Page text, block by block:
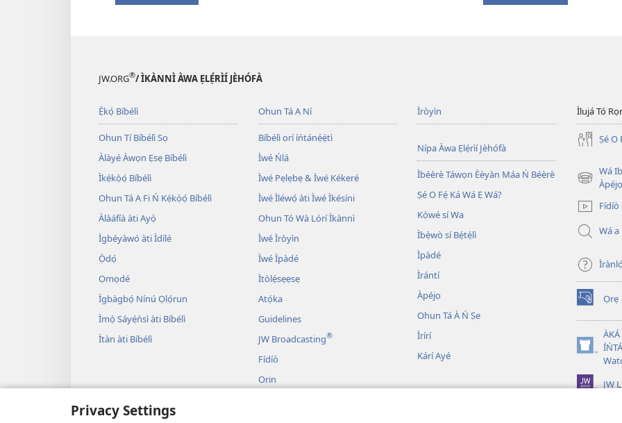
Privacy Settings
JW.ORG®/ ÌKÀNNÌ ÀWA ẸLẸ́RÌÍ JÈHÓFÀ
Ẹ̀kọ́ Bíbélì
Ohun Tí Bíbélì Sọ
Àlàyé Àwọn Ẹsẹ Bíbélì
Ìkẹ́kọ̀ọ́ Bíbélì
Ohun Tá A Fi Ń Kẹ́kọ̀ọ́ Bíbélì
Àlàáfíà àti Ayọ̀
Ìgbéyàwó àti Ìdílé
Ọ̀dọ́
Ọmọdé
Ìgbàgbọ́ Nínú Ọlọ́run
Ìmọ̀ Sáyẹ́ǹsì àti Bíbélì
Ìtàn àti Bíbélì
Ohun Tá A Ní
Bíbélì orí íńtánẹ́ẹ̀tì
Ìwé Ńlá
Ìwé Pẹlẹbẹ & Ìwé Kékeré
Ìwé Ìléwọ́ àti Ìwé Ìkésíni
Ohun Tó Wà Lórí Ìkànnì
Ìwé Ìròyìn
Ìwé Ìpàdé
Ìtòlẹ́sẹẹsẹ
Atọ́ka
Guidelines
JW Broadcasting®
Fídíò
Orin
Ìròyìn
Nípa Àwa Ẹlẹ́rìí Jèhófà
Ìbéèrè Táwọn Èèyàn Máa Ń Béèrè
Ṣé O Fẹ́ Ká Wá Ẹ Wá?
Kọ̀wé sí Wa
Ìbẹ̀wò sí Bẹ́tẹ́lì
Ìpàdé
Ìrántí
Àpéjọ
Ohun Tá À Ń Ṣe
Ìrírí
Kárí Ayé
Ìlujá Tó
Ṣé O
Wá
(opens
window)
Fídíò
Wá a
Ọrẹ
(opens
new
window)
(opens
window)
JW